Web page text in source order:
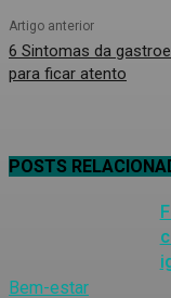
Artigo anterior
6 Sintomas da
para ficar atento
POSTS
Bem-estar